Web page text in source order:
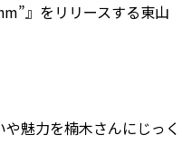
』をリリースする東山
魅力を楠木さんにじっく